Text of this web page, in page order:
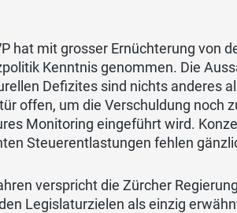
hat mit grosser Ernüchterung von
Kenntnis genommen. Die
Defizites sind nichts anderes
offen, um die Verschuldung noch
Monitoring eingeführt wird.
Steuerentlastungen fehlen
verspricht die Zürcher
Legislaturzielen als einzig